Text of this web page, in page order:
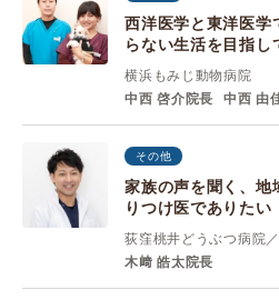
西洋医学と東洋医学
らない生活を目指し
横浜もみじ動物病院
中西 啓介院長
中西 由
その他
家族の声を聞く、地
りつけ医でありたい
荻窪桃井どうぶつ病院
木﨑 皓太院長